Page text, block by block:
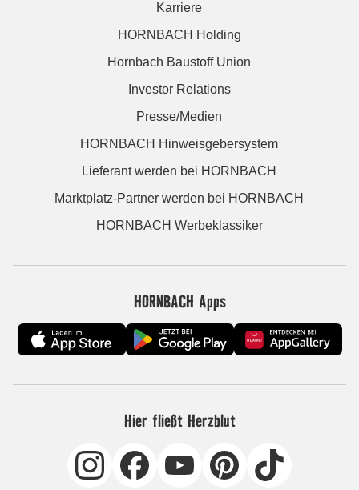
Karriere
HORNBACH Holding
Hornbach Baustoff Union
Investor Relations
Presse/Medien
HORNBACH Hinweisgebersystem
Lieferant werden bei HORNBACH
Marktplatz-Partner werden bei HORNBACH
HORNBACH Werbeklassiker
HORNBACH Apps
Hier fließt Herzblut